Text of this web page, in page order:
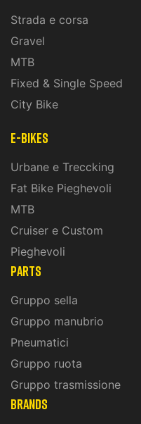
Strada e corsa
Gravel
MTB
Fixed & Single Speed
City Bike
E-Bikes
Urbane e Treccking
Fat Bike Pieghevoli
MTB
Cruiser e Custom
Pieghevoli
PARTS
Gruppo sella
Gruppo manubrio
Pneumatici
Gruppo ruota
Gruppo trasmissione
BRANDS